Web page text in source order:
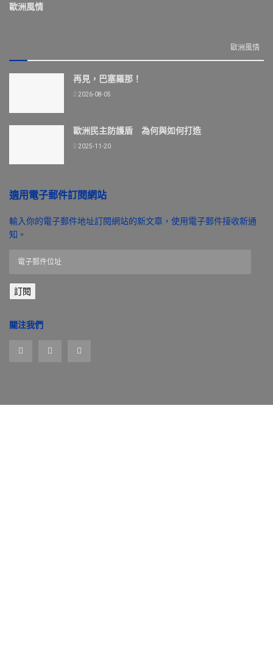
歐洲風情
歐洲風情
再見，巴塞羅那！
2026-08-05
歐洲民主防護盾 為何與如何打造
2025-11-20
適用電子郵件訂閱網站
輸入你的電子郵件地址訂閱網站的新文章，使用電子郵件接收新通
知。
郵
件
址
訂閱
關注我們